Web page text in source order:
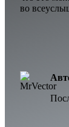
во